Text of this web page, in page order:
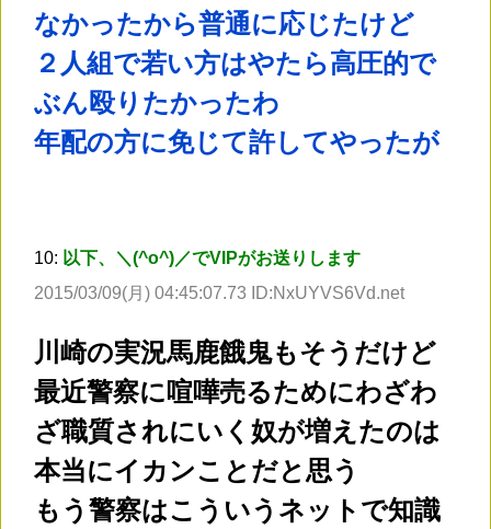
なかったから普通に応じたけど
２人組で若い方はやたら高圧的で
ぶん殴りたかったわ
年配の方に免じて許してやったが
10: 以下、＼(^o^)／でVIPがお送りします
2015/03/09(月) 04:45:07.73 ID:NxUYVS6Vd.net
川崎の実況馬鹿餓鬼もそうだけど
最近警察に喧嘩売るためにわざわ
ざ職質されにいく奴が増えたのは
本当にイカンことだと思う
もう警察はこういうネットで知識